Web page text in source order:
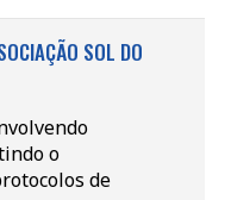
SOL DO
o
de